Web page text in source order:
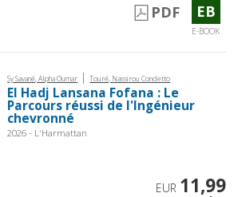
PDF EB
E-BOOK
Sy Savané, Alpha Oumar | Touré, Nassirou Condetto
El Hadj Lansana Fofana : Le
Parcours réussi de l'Ingénieur
chevronné
2026 - L'Harmattan
EUR 11,99